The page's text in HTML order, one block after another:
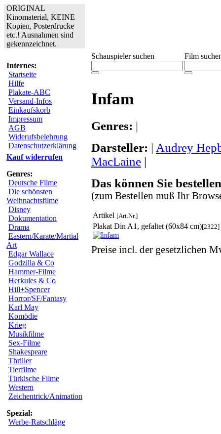
ORIGINAL
Kinomaterial, KEINE
Kopien, Posterdrucke
etc.! Ausnahmen sind
gekennzeichnet.
Internes:
Startseite
Hilfe
Plakate-ABC
Versand-Infos
Einkaufskorb
Impressum
AGB
Widerufsbelehrung
Datenschutzerklärung
Kauf widerrufen
Genres:
Deutsche Filme
Die schönsten
Weihnachtsfilme
Disney
Dokumentation
Drama
Eastern/Karate/Martial
Art
Edgar Wallace
Godzilla & Co
Hammer-Filme
Herkules & Co
Hill+Spencer
Horror/SF/Fantasy
Karl May
Komödie
Krieg
Musikfilme
Sex-Filme
Shakespeare
Thriller
Tierfilme
Türkische Filme
Western
Zeichentrick/Animation
Spezial:
Werbe-Ratschläge
Schauspieler suchen Film
Infam
Genres: |
Darsteller: | Audrey
MacLaine |
Das können Sie
(zum Bestellen muß Ihr
Artikel [Art.Nr.]
Plakat Din A1, gefaltet (60x84 cm)[2322]
Preise incl. der gesetzlichen